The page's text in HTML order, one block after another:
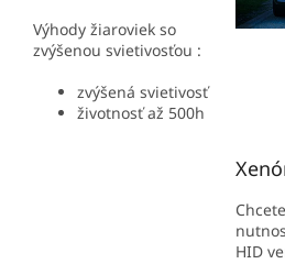
Výhody žiaroviek so
zvýšenou svietivosťou :
zvýšená svietivosť
životnosť až 500h
HID